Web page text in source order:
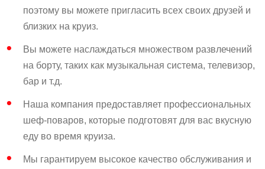
поэтому вы можете пригласить всех своих друзей и
близких на круиз.
Вы можете наслаждаться множеством развлечений
на борту, таких как музыкальная система, телевизор,
бар и т.д.
Наша компания предоставляет профессиональных
шеф-поваров, которые подготовят для вас вкусную
еду во время круиза.
Мы гарантируем высокое качество обслуживания и